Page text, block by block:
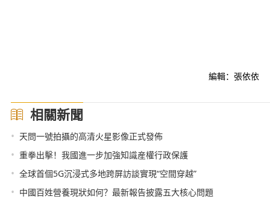
編輯：張依依
相關新聞
• 天問一號拍攝的高清火星影像正式發佈
• 重拳出擊！我國進一步加強知識産權行政保護
• 全球首個5G沉浸式多地跨屏訪談實現“空間穿越”
• 中國百姓營養現狀如何？最新報告披露五大核心問題